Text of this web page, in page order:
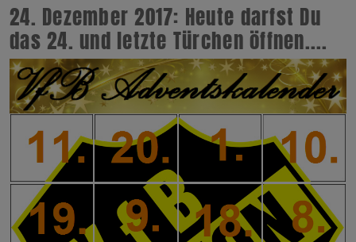
24. Dezember 2017: Heute darfst Du
das 24. und letzte Türchen öffnen....